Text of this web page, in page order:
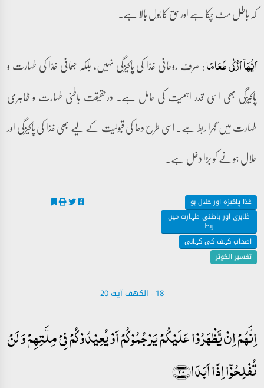
کہ باطل مٹ چکا ہے اور حق کا بول بالا ہے۔
اَیُّہَاۤ اَزۡکٰی طَعَامًا: صرف روحانی غذا کی پاکیزگی نہیں، بلکہ جسمانی غذا کی طہارت و
پاکیزگی بھی اسی قدر اہمیت کی حامل ہے۔ درحقیقت باطنی طہارت و ظاہری
طہارت میں گہرا ربط ہے۔ اسی طرح دعا کی قبولیت کے لیے بھی غذا کی پاکیزگی اور
حلال ہونے کو بڑا دخل ہے۔
غذا پاکیزہ اور حلال ہو
ظاہری اور باطنی طہارت میں
ربط
اصحاب کہف کی کہانی
تفسیر الکوثر
18 - ‎الكهف آیت 20
اِنَّہُمۡ اِنۡ یَّظۡہَرُوۡا عَلَیۡکُمۡ یَرۡجُمُوۡکُمۡ اَوۡ یُعِیۡدُوۡکُمۡ فِیۡ مِلَّتِہِمۡ وَ لَنۡ
تُفۡلِحُوۡۤا اِذًا اَبَدًا﴿۲۰﴾